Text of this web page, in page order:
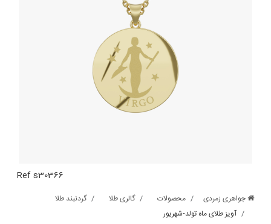
Ref s30366
جواهری زمردی محصولات گالری طلا
گردنبند طلا
آویز طلای ماه تولد-شهریور